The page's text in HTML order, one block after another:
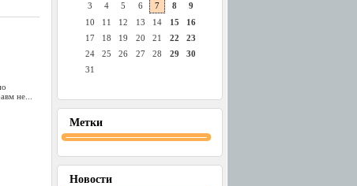
не...
3
4 5 6 7 8
9
10
11 12 13 14 15
16
17
18 19 20 21 22
23
24
25 26 27 28 29
30
31
Метки
Новости